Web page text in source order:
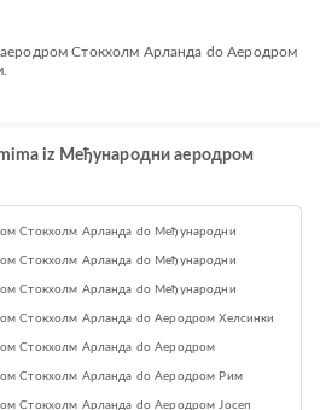
iz Међународни аеродром
Стокхолм Арланда do Међународни
Стокхолм Арланда do Међународни
Стокхолм Арланда do Међународни
Стокхолм Арланда do Аеродром Хелсинки
Стокхолм Арланда do Aеродром
Стокхолм Арланда do Аеродром Рим
Стокхолм Арланда do Аеродром Јосеп